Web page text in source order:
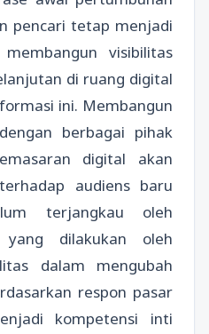
pencari tetap menjadi
visibilitas
di ruang digital
ini. Membangun
berbagai pihak
digital akan
audiens baru
terjangkau oleh
dilakukan oleh
dalam mengubah
respon pasar
kompetensi inti